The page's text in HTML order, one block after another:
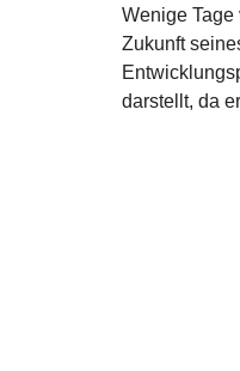
Wenige Tage
Zukunft
darstellt, da